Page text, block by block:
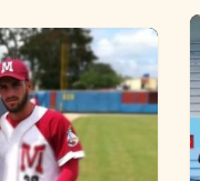
e
s
a
t
r
á
s